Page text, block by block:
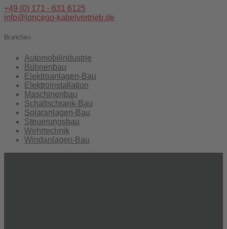
+49 (0) 171 - 631 6125
info@loncego-kabelvertrieb.de
Branchen
Automobil­industrie
Bühnen­bau
Elektro­anlagen-Bau
Elektro­installation
Maschinen­bau
Schalt­schrank-Bau
Solar­anlagen-Bau
Steuerungs­bau
Wehr­technik
Wind­anlagen-Bau